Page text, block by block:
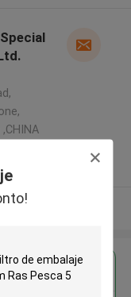
por